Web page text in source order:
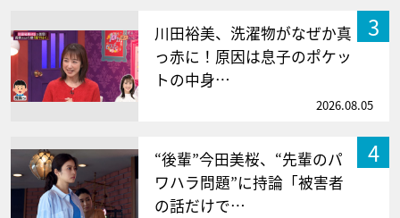
3
川田裕美、洗濯物がなぜか真
っ赤に！原因は息子のポケッ
トの中身…
2026.08.05
4
“後輩”今田美桜、“先輩のパ
ワハラ問題”に持論「被害者
の話だけで…